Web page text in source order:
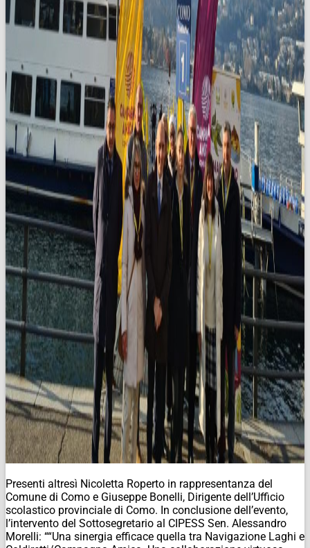
Presenti altresì Nicoletta Roperto in rappresentanza del
Comune di Como e Giuseppe Bonelli, Dirigente dell’Ufficio
scolastico provinciale di Como. In conclusione dell’evento,
l’intervento del Sottosegretario al CIPESS Sen. Alessandro
Morelli: ““Una sinergia efficace quella tra Navigazione Laghi e